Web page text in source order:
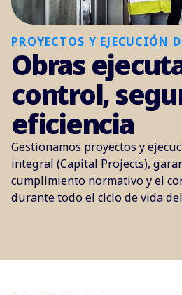
PROYECTOS Y EJECUCIÓN
Obras
control,
eficiencia
Gestionamos proyectos y
integral (Capital Projects),
cumplimiento normativo y el
durante todo el ciclo de vida